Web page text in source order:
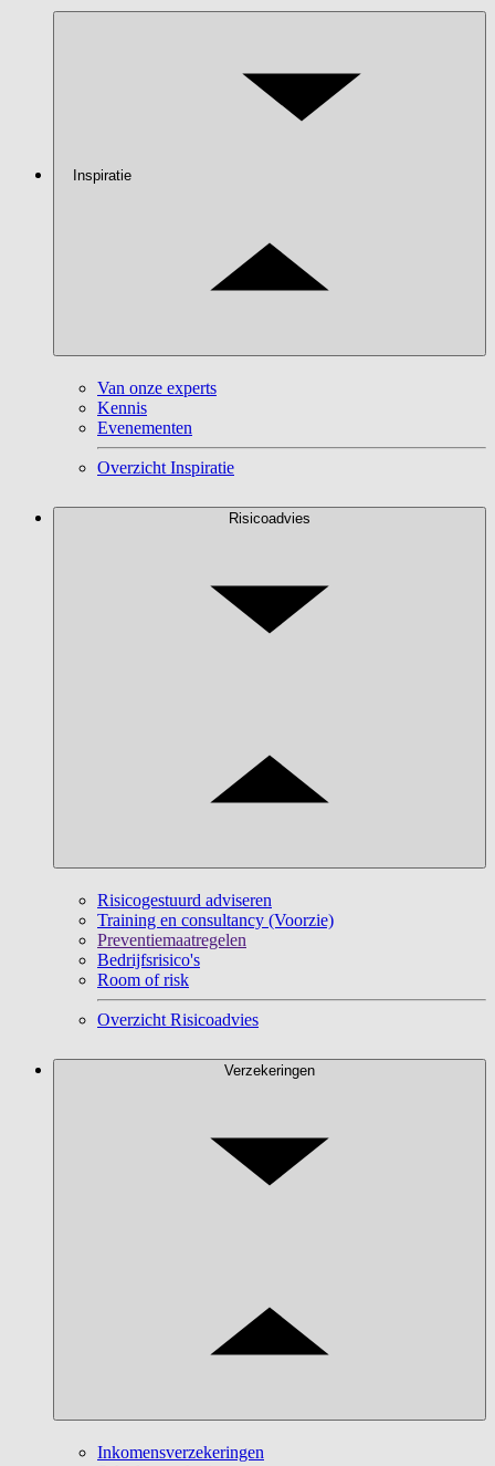
Inspiratie
Van onze experts
Kennis
Evenementen
Overzicht Inspiratie
Risicoadvies
Risicogestuurd adviseren
Training en consultancy (Voorzie)
Preventiemaatregelen
Bedrijfsrisico's
Room of risk
Overzicht Risicoadvies
Verzekeringen
Inkomensverzekeringen